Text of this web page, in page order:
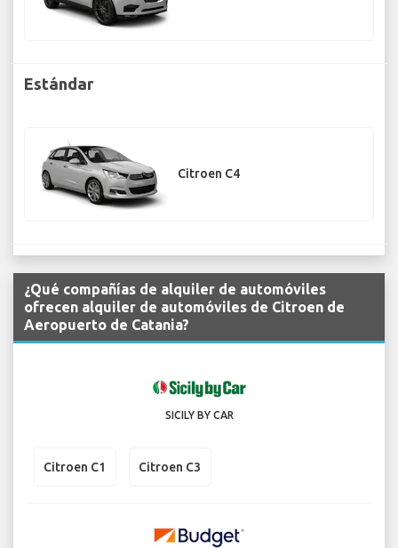
Estándar
Citroen C4
¿Qué compañías de alquiler de automóviles
ofrecen alquiler de automóviles de Citroen de
Aeropuerto de Catania?
SICILY BY CAR
Citroen C1 Citroen C3